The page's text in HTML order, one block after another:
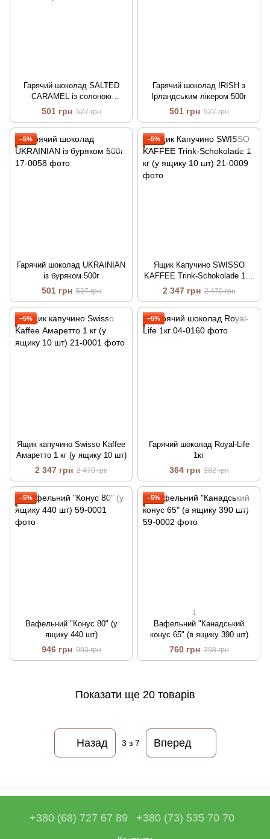
Гарячий шоколад SALTED
CARAMEL із солоною
карамеллю 500г
501 грн 527 грн
Гарячий шоколад IRISH з
Ірландським лікером 500г
501 грн 527 грн
−5%
Гарячий шоколад UKRAINIAN
із буряком 500г
501 грн 527 грн
−5%
Ящик Капучино SWISSO
KAFFEE Trink-Schokolade 1 кг
(у ящику 10 шт)
2 347 грн 2 470 грн
−5%
Ящик капучино Swisso Kaffee
Амаретто 1 кг (у ящику 10 шт)
2 347 грн 2 470 грн
−5%
Гарячий шоколад Royal-Life
1кг
364 грн 382 грн
−5%
Вафельний "Конус 80" (у
ящику 440 шт)
946 грн 993 грн
−5%
1
Вафельний "Канадський
конус 65" (в ящику 390 шт)
760 грн 798 грн
Показати ще 20 товарів
Назад 3 з 7 Вперед
+380 (68) 727 67 89 +380 (73) 535 70 70